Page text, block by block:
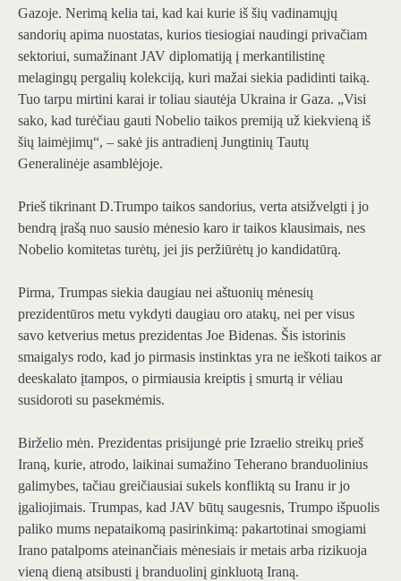
Gazoje. Nerimą kelia tai, kad kai kurie iš šių vadinamųjų
sandorių apima nuostatas, kurios tiesiogiai naudingi privačiam
sektoriui, sumažinant JAV diplomatiją į merkantilistinę
melagingų pergalių kolekciją, kuri mažai siekia padidinti taiką.
Tuo tarpu mirtini karai ir toliau siautėja Ukraina ir Gaza. „Visi
sako, kad turėčiau gauti Nobelio taikos premiją už kiekvieną iš
šių laimėjimų“, – sakė jis antradienį Jungtinių Tautų
Generalinėje asamblėjoje.
Prieš tikrinant D.Trumpo taikos sandorius, verta atsižvelgti į jo
bendrą įrašą nuo sausio mėnesio karo ir taikos klausimais, nes
Nobelio komitetas turėtų, jei jis peržiūrėtų jo kandidatūrą.
Pirma, Trumpas siekia daugiau nei aštuonių mėnesių
prezidentūros metu vykdyti daugiau oro atakų, nei per visus
savo ketverius metus prezidentas Joe Bidenas. Šis istorinis
smaigalys rodo, kad jo pirmasis instinktas yra ne ieškoti taikos ar
deeskalato įtampos, o pirmiausia kreiptis į smurtą ir vėliau
susidoroti su pasekmėmis.
Birželio mėn. Prezidentas prisijungė prie Izraelio streikų prieš
Iraną, kurie, atrodo, laikinai sumažino Teherano branduolinius
galimybes, tačiau greičiausiai sukels konfliktą su Iranu ir jo
įgaliojimais. Trumpas, kad JAV būtų saugesnis, Trumpo išpuolis
paliko mums nepataikomą pasirinkimą: pakartotinai smogiami
Irano patalpoms ateinančiais mėnesiais ir metais arba rizikuoja
vieną dieną atsibusti į branduolinį ginkluotą Iraną.